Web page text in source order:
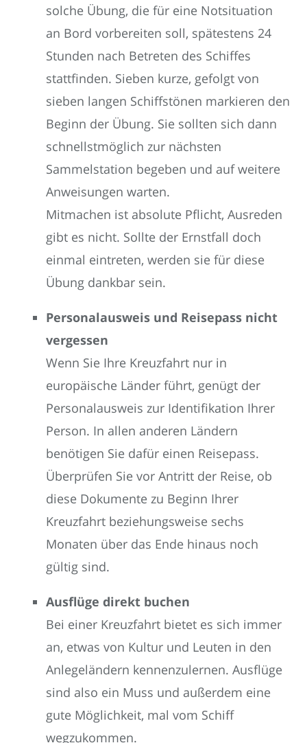
solche Übung, die für eine Notsituation
an Bord vorbereiten soll, spätestens 24
Stunden nach Betreten des Schiffes
stattfinden. Sieben kurze, gefolgt von
sieben langen Schiffstönen markieren den
Beginn der Übung. Sie sollten sich dann
schnellstmöglich zur nächsten
Sammelstation begeben und auf weitere
Anweisungen warten.
Mitmachen ist absolute Pflicht, Ausreden
gibt es nicht. Sollte der Ernstfall doch
einmal eintreten, werden sie für diese
Übung dankbar sein.
Personalausweis und Reisepass nicht
vergessen
Wenn Sie Ihre Kreuzfahrt nur in
europäische Länder führt, genügt der
Personalausweis zur Identifikation Ihrer
Person. In allen anderen Ländern
benötigen Sie dafür einen Reisepass.
Überprüfen Sie vor Antritt der Reise, ob
diese Dokumente zu Beginn Ihrer
Kreuzfahrt beziehungsweise sechs
Monaten über das Ende hinaus noch
gültig sind.
Ausflüge direkt buchen
Bei einer Kreuzfahrt bietet es sich immer
an, etwas von Kultur und Leuten in den
Anlegeländern kennenzulernen. Ausflüge
sind also ein Muss und außerdem eine
gute Möglichkeit, mal vom Schiff
wegzukommen.